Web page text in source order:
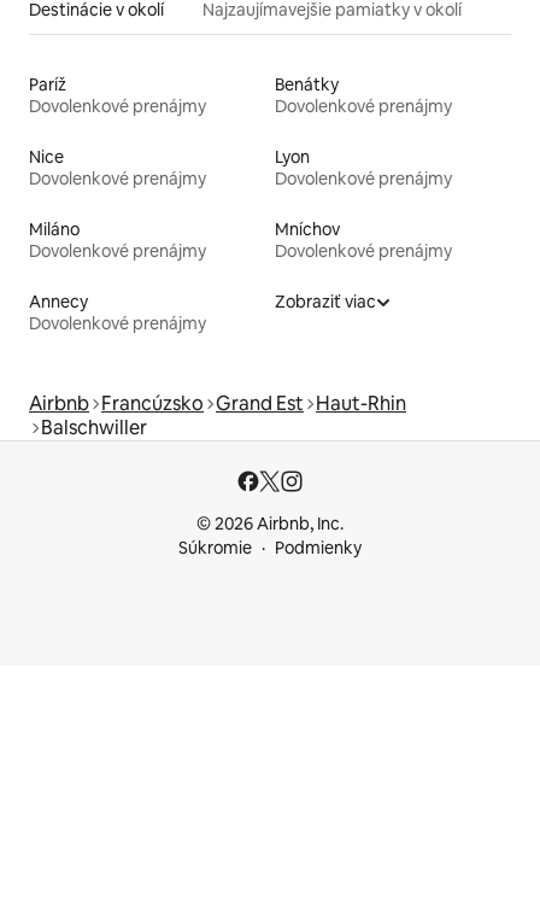
Destinácie v okolí Najzaujímavejšie pamiatky v okolí
Paríž
Dovolenkové prenájmy
Benátky
Dovolenkové prenájmy
Nice
Dovolenkové prenájmy
Lyon
Dovolenkové prenájmy
Miláno
Dovolenkové prenájmy
Mníchov
Dovolenkové prenájmy
Annecy
Dovolenkové prenájmy
Zobraziť viac
Airbnb Francúzsko Grand Est Haut-Rhin
Balschwiller
© 2026 Airbnb, Inc.
Súkromie
Podmienky